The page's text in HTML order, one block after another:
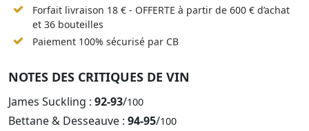
Forfait livraison 18 € - OFFERTE à partir de 600 € d’achat
et 36 bouteilles
Paiement 100% sécurisé par CB
NOTES DES CRITIQUES DE VIN
James Suckling : 92-93/100
Bettane & Desseauve : 94-95/100